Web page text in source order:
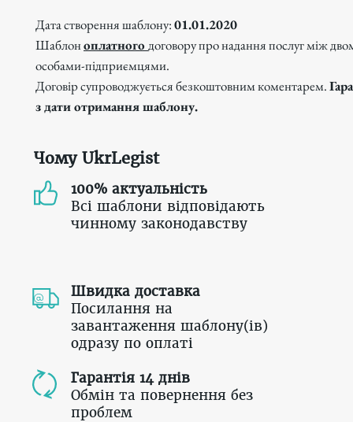
Дата створення шаблону:01.01.2020
Шаблоноплатногодоговору про надання послуг між
особами-підприємцями.
Договір супроводжується безкоштовним коментарем.
з дати отримання шаблону.
Чому UkrLegist
100% актуальність
Всі шаблони відповідають
чинному законодавству
Швидка доставка
Посилання на
завантаження шаблону(ів)
одразу по оплаті
Гарантія 14 днів
Обмін та повернення без
проблем